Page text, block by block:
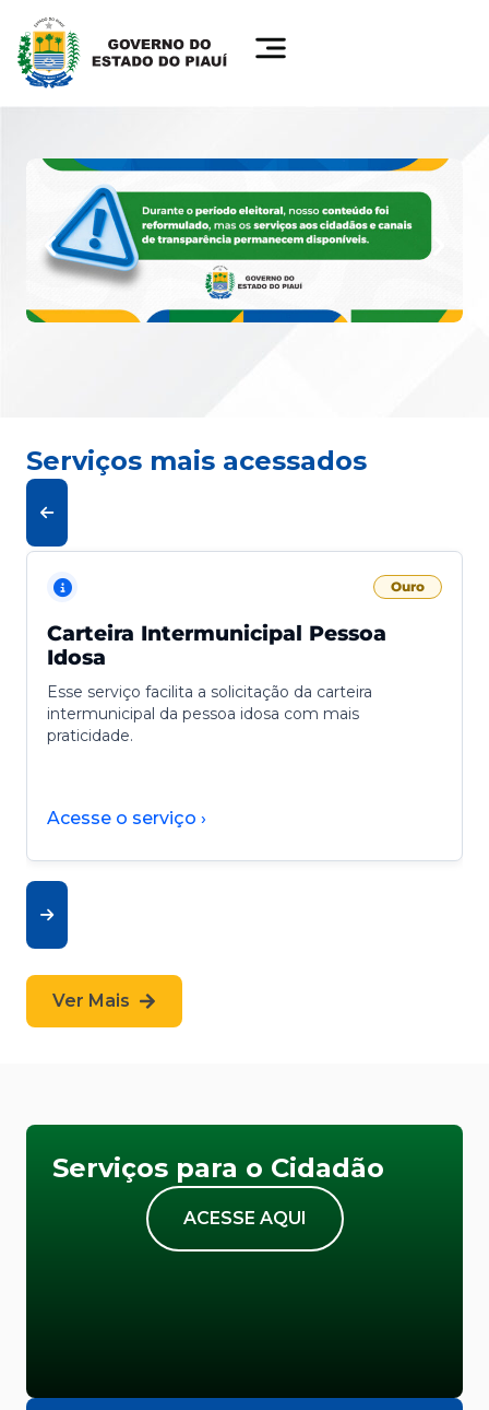
Serviços mais acessados
Ouro
Carteira Intermunicipal Pessoa
Idosa
Esse serviço facilita a solicitação da carteira
intermunicipal da pessoa idosa com mais
praticidade.
Acesse o serviço ›
Ver Mais
Serviços para o Cidadão
ACESSE AQUI